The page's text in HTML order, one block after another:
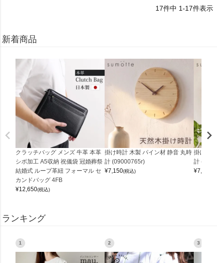
17件中 1-17件表示
新着商品
クラッチバッグ メンズ 牛革 本革
シボ加工 A5収納 祝儀袋 冠婚葬祭
結婚式 ループ革紐 フォーマル セ
カンドバッグ 4FB
¥12,650(税込)
掛け時計 木製 パイン材 静音 丸時
計 (09000765r)
¥7,150(税込)
掛け時
計
¥7,150
ランキング
1 2 3